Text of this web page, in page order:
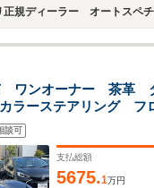
ディーラー オートスペチアーレＡＬＣ Ｍ
ワンオーナー 茶革
ラーステアリング フ
マグネティックサ
BSM パッセンジ
談可
支払総額
5675.1万円